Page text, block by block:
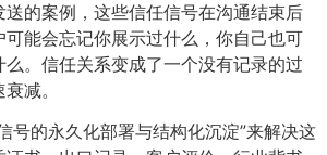
送的案例，这些信任信号在沟通结束后
能会忘记你展示过什么，你自己也可
。信任关系变成了一个没有记录的过
减。
号的永久化部署与结构化沉淀”来解决这